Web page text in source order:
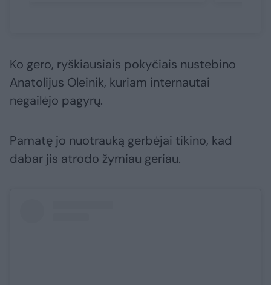
Ko gero, ryškiausiais pokyčiais nustebino
Anatolijus Oleinik, kuriam internautai
negailėjo pagyrų.
Pamatę jo nuotrauką gerbėjai tikino, kad
dabar jis atrodo žymiau geriau.